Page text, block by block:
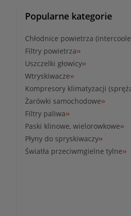
Popularne kategorie
Chłodnice powietrza
Filtry powietrza
Uszczelki głowicy
Wtryskiwacze
Kompresory klimatyzacji
Żarówki samochodowe
Filtry paliwa
Paski klinowe, wielorowkowe
Płyny do spryskiwaczy
Światła przeciwmgielne tylne